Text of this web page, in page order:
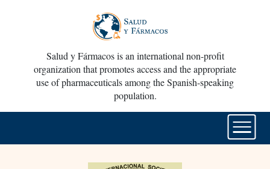
Salud y Fármacos is an international non-profit
organization that promotes access and the appropriate
use of pharmaceuticals among the Spanish-speaking
population.